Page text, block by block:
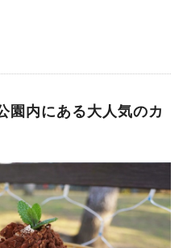
しさとラー油のスパイシーさが
このお店は日本酒
で出してくれます。 そし
客席に挨拶しにくる、マスター
。 料理も非常に美
ニューがマイナーチェンジされ
ニューのおかずが野菜のみで作
たいという思いから、 その
ニューを出されているとのこと
グリル野菜と生野
園内にある大人気のカ